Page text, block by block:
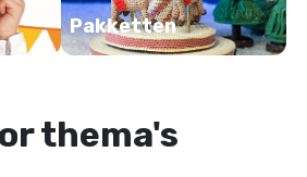
Pakketten
thema's